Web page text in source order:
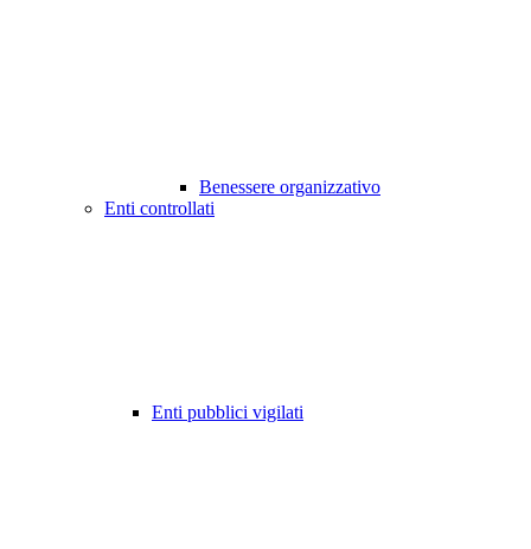
Benessere organizzativo
Enti controllati
Enti pubblici vigilati